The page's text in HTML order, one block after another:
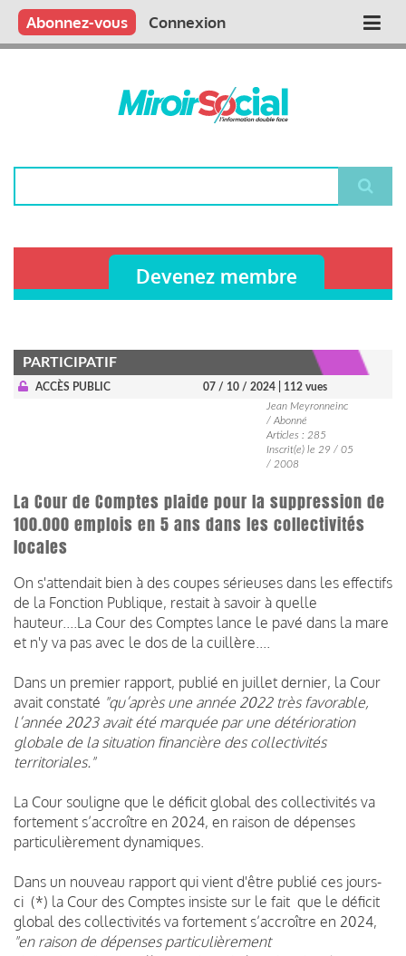
Aller
contenu
Main
Qui sommes nous ?
Vous publiez
Nous publions
Contactez-nous
Abonnez-vous Connexion
Devenez membre
PARTICIPATIF
ACCÈS PUBLIC 07 / 10 / 2024
| 112 vues
Jean Meyronneinc
/ Abonné
Articles : 285
Inscrit(e) le 29 / 05
/ 2008
La Cour de Comptes plaide pour la suppression de
100.000 emplois en 5 ans dans les collectivités
locales
On s'attendait bien à des coupes sérieuses dans les effectifs
de la Fonction Publique, restait à savoir à quelle
hauteur....La Cour des Comptes lance le pavé dans la mare
et n'y va pas avec le dos de la cuillère....
Dans un premier rapport, publié en juillet dernier, la Cour
avait constaté "qu’après une année 2022 très favorable,
l’année 2023 avait été marquée par une détérioration
globale de la situation financière des collectivités
territoriales."
La Cour souligne que le déficit global des collectivités va
fortement s’accroître en 2024, en raison de dépenses
particulièrement dynamiques.
Dans un nouveau rapport qui vient d'être publié ces jours-
ci (*) la Cour des Comptes insiste sur le fait que le déficit
global des collectivités va fortement s’accroître en 2024,
"en raison de dépenses particulièrement